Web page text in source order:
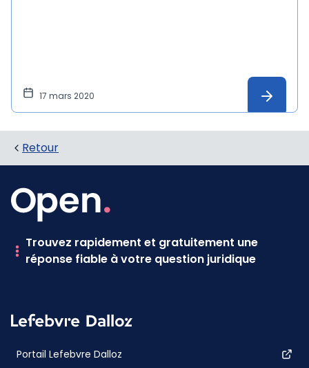
17 mars 2020
Retour
Trouvez rapidement et gratuitement une
réponse fiable à votre question juridique
Portail Lefebvre Dalloz